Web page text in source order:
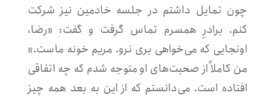
چون تمایل داشتم در جلسه خادمین نیز شرکت
کنم. برادرِ همسرم تماس گرفت و گفت: «رضا،
اونجایی که می‌خواهی بری نرو. مریم خونه ماست.»
من کاملاً از صحبت‌های او متوجه شدم که چه اتفاقی
افتاده است. می‌دانستم که از این به بعد همه چیز